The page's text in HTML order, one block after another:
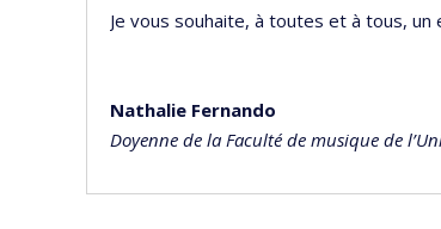
Je vous souhaite, à toutes et à tous, un
Nathalie Fernando
Doyenne de la Faculté de musique de